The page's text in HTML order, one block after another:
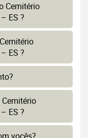
Cemitério
ES ?
ES ?
ES ?